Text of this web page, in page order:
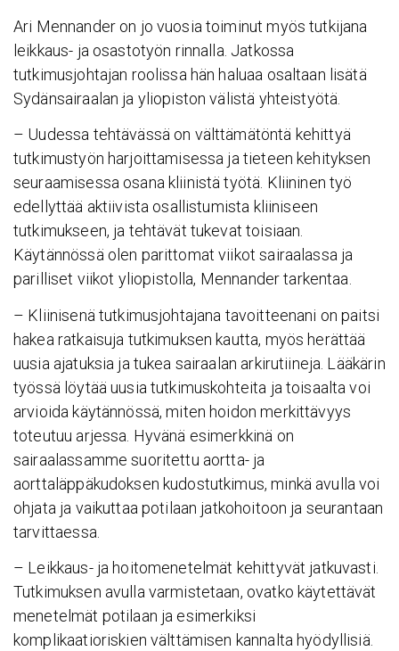
Ari Mennander on jo vuosia toiminut myös tutkijana
leikkaus- ja osastotyön rinnalla. Jatkossa
tutkimusjohtajan roolissa hän haluaa osaltaan lisätä
Sydänsairaalan ja yliopiston välistä yhteistyötä.
– Uudessa tehtävässä on välttämätöntä kehittyä
tutkimustyön harjoittamisessa ja tieteen kehityksen
seuraamisessa osana kliinistä työtä. Kliininen työ
edellyttää aktiivista osallistumista kliiniseen
tutkimukseen, ja tehtävät tukevat toisiaan.
Käytännössä olen parittomat viikot sairaalassa ja
parilliset viikot yliopistolla, Mennander tarkentaa.
– Kliinisenä tutkimusjohtajana tavoitteenani on paitsi
hakea ratkaisuja tutkimuksen kautta, myös herättää
uusia ajatuksia ja tukea sairaalan arkirutiineja. Lääkärin
työssä löytää uusia tutkimuskohteita ja toisaalta voi
arvioida käytännössä, miten hoidon merkittävyys
toteutuu arjessa. Hyvänä esimerkkinä on
sairaalassamme suoritettu aortta- ja
aorttaläppäkudoksen kudostutkimus, minkä avulla voi
ohjata ja vaikuttaa potilaan jatkohoitoon ja seurantaan
tarvittaessa.
– Leikkaus- ja hoitomenetelmät kehittyvät jatkuvasti.
Tutkimuksen avulla varmistetaan, ovatko käytettävät
menetelmät potilaan ja esimerkiksi
komplikaatioriskien välttämisen kannalta hyödyllisiä.